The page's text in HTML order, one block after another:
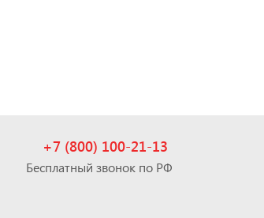
+7 (800) 100-21-13
Бесплатный звонок по РФ